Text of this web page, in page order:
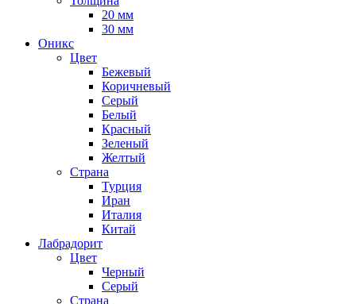
20 мм
30 мм
Оникс
Цвет
Бежевый
Коричневый
Серый
Белый
Красный
Зеленый
Желтый
Страна
Турция
Иран
Италия
Китай
Лабрадорит
Цвет
Черный
Серый
Страна